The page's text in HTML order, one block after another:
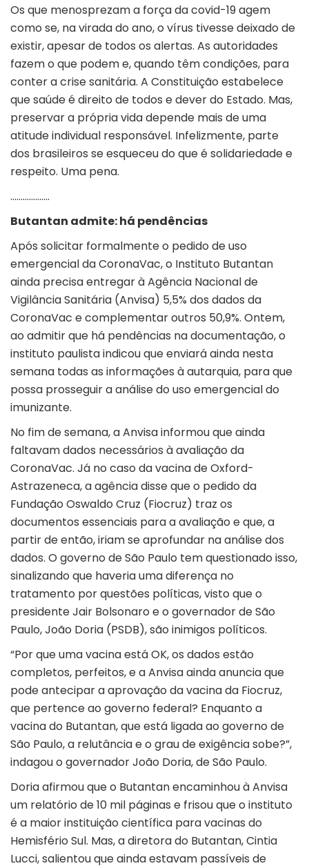
Os que menosprezam a força da covid-19 agem
como se, na virada do ano, o vírus tivesse deixado de
existir, apesar de todos os alertas. As autoridades
fazem o que podem e, quando têm condições, para
conter a crise sanitária. A Constituição estabelece
que saúde é direito de todos e dever do Estado. Mas,
preservar a própria vida depende mais de uma
atitude individual responsável. Infelizmente, parte
dos brasileiros se esqueceu do que é solidariedade e
respeito. Uma pena.
……………….
Butantan admite: há pendências
Após solicitar formalmente o pedido de uso
emergencial da CoronaVac, o Instituto Butantan
ainda precisa entregar à Agência Nacional de
Vigilância Sanitária (Anvisa) 5,5% dos dados da
CoronaVac e complementar outros 50,9%. Ontem,
ao admitir que há pendências na documentação, o
instituto paulista indicou que enviará ainda nesta
semana todas as informações à autarquia, para que
possa prosseguir a análise do uso emergencial do
imunizante.
No fim de semana, a Anvisa informou que ainda
faltavam dados necessários à avaliação da
CoronaVac. Já no caso da vacina de Oxford-
Astrazeneca, a agência disse que o pedido da
Fundação Oswaldo Cruz (Fiocruz) traz os
documentos essenciais para a avaliação e que, a
partir de então, iriam se aprofundar na análise dos
dados. O governo de São Paulo tem questionado isso,
sinalizando que haveria uma diferença no
tratamento por questões políticas, visto que o
presidente Jair Bolsonaro e o governador de São
Paulo, João Doria (PSDB), são inimigos políticos.
“Por que uma vacina está OK, os dados estão
completos, perfeitos, e a Anvisa ainda anuncia que
pode antecipar a aprovação da vacina da Fiocruz,
que pertence ao governo federal? Enquanto a
vacina do Butantan, que está ligada ao governo de
São Paulo, a relutância e o grau de exigência sobe?”,
indagou o governador João Doria, de São Paulo.
Doria afirmou que o Butantan encaminhou à Anvisa
um relatório de 10 mil páginas e frisou que o instituto
é a maior instituição científica para vacinas do
Hemisfério Sul. Mas, a diretora do Butantan, Cintia
Lucci, salientou que ainda estavam passíveis de